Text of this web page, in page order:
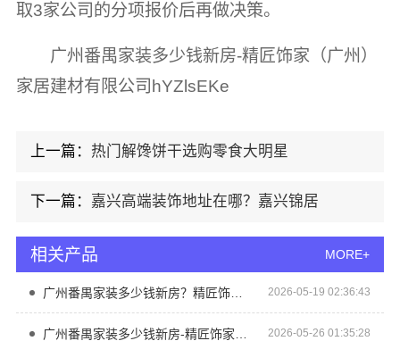
取3家公司的分项报价后再做决策。
广州番禺家装多少钱新房-精匠饰家（广州）
家居建材有限公司hYZlsEKe
上一篇： 热门解馋饼干选购零食大明星
下一篇： 嘉兴高端装饰地址在哪？嘉兴锦居
相关产品 MORE+
广州番禺家装多少钱新房？精匠饰家（广州）家居建材 2026-05-19 02:36:43
2026-05-26 01:35:28